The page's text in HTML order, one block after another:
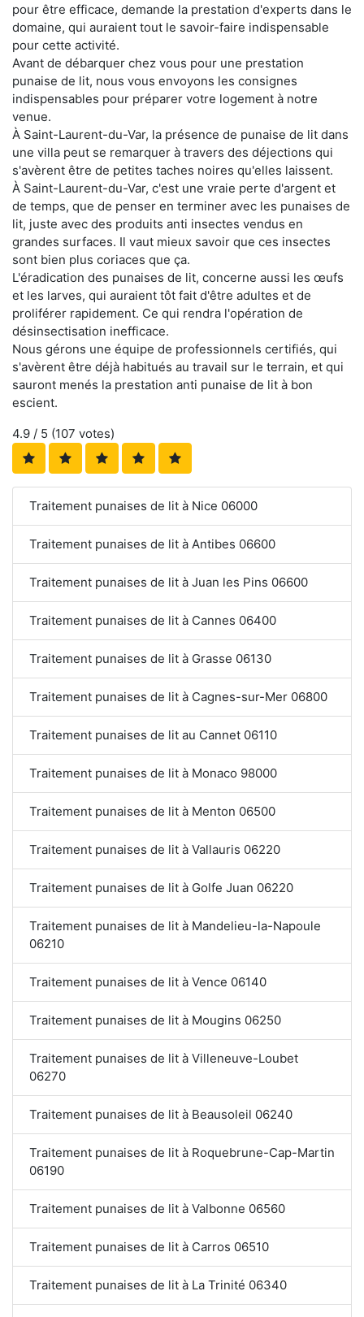
pour être efficace, demande la prestation d'experts dans le
domaine, qui auraient tout le savoir-faire indispensable
pour cette activité.
Avant de débarquer chez vous pour une prestation
punaise de lit, nous vous envoyons les consignes
indispensables pour préparer votre logement à notre
venue.
À Saint-Laurent-du-Var, la présence de punaise de lit dans
une villa peut se remarquer à travers des déjections qui
s'avèrent être de petites taches noires qu'elles laissent.
À Saint-Laurent-du-Var, c'est une vraie perte d'argent et
de temps, que de penser en terminer avec les punaises de
lit, juste avec des produits anti insectes vendus en
grandes surfaces. Il vaut mieux savoir que ces insectes
sont bien plus coriaces que ça.
L'éradication des punaises de lit, concerne aussi les œufs
et les larves, qui auraient tôt fait d'être adultes et de
proliférer rapidement. Ce qui rendra l'opération de
désinsectisation inefficace.
Nous gérons une équipe de professionnels certifiés, qui
s'avèrent être déjà habitués au travail sur le terrain, et qui
sauront menés la prestation anti punaise de lit à bon
escient.
4.9 / 5 (107 votes)
Traitement punaises de lit à Nice 06000
Traitement punaises de lit à Antibes 06600
Traitement punaises de lit à Juan les Pins 06600
Traitement punaises de lit à Cannes 06400
Traitement punaises de lit à Grasse 06130
Traitement punaises de lit à Cagnes-sur-Mer 06800
Traitement punaises de lit au Cannet 06110
Traitement punaises de lit à Monaco 98000
Traitement punaises de lit à Menton 06500
Traitement punaises de lit à Vallauris 06220
Traitement punaises de lit à Golfe Juan 06220
Traitement punaises de lit à Mandelieu-la-Napoule
06210
Traitement punaises de lit à Vence 06140
Traitement punaises de lit à Mougins 06250
Traitement punaises de lit à Villeneuve-Loubet
06270
Traitement punaises de lit à Beausoleil 06240
Traitement punaises de lit à Roquebrune-Cap-Martin
06190
Traitement punaises de lit à Valbonne 06560
Traitement punaises de lit à Carros 06510
Traitement punaises de lit à La Trinité 06340